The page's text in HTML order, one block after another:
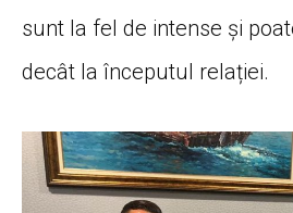
sunt la fel de intense și
decât la începutul relației.